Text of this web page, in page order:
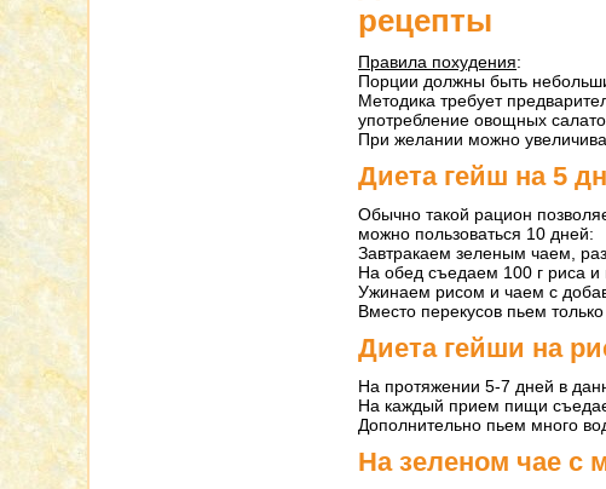
рецепты
Правила похудения:
Порции должны быть
Методика требует
употребление овощных
При желании можно
Диета гейш на 5
Обычно такой рацион
можно пользоваться 10 дней:
Завтракаем зеленым чаем,
На обед съедаем 100 г риса и
Ужинаем рисом и чаем с
Вместо перекусов пьем
Диета гейши на
На протяжении 5-7 дней в
На каждый прием пищи
Дополнительно пьем много
На зеленом чае с